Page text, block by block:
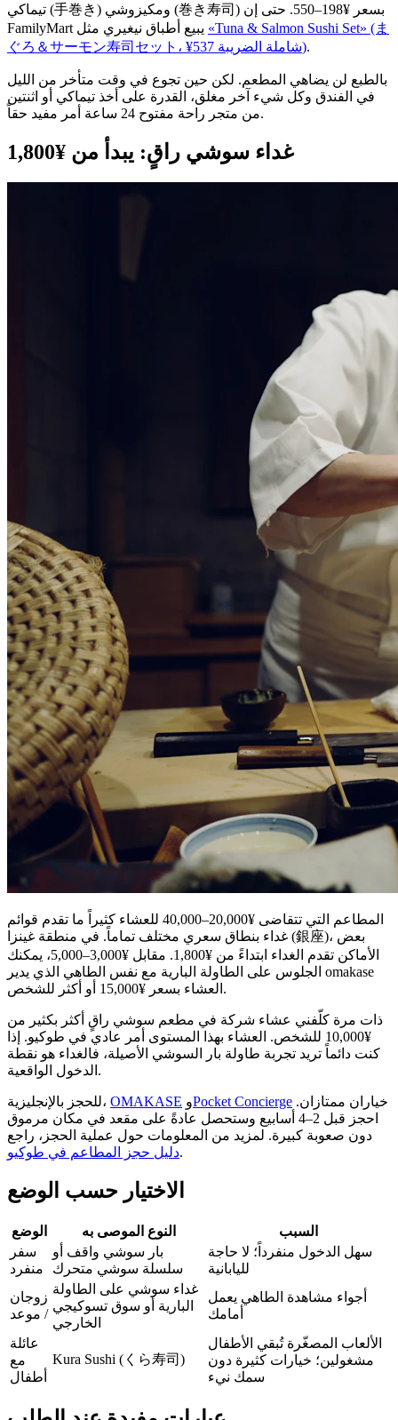
تيماكي (手巻き) ومكيزوشي (巻き寿司) بسعر ¥198–550. حتى إن
«Tuna & Salmon Sushi Set» (ま
ぐろ＆サーモン寿司セット، ¥537 شاملة الضريبة).
بالطبع لن يضاهي المطعم. لكن حين تجوع في وقت متأخر من الليل
في الفندق وكل شيء آخر مغلق، القدرة على أخذ تيماكي أو اثنتين
من متجر راحة مفتوح 24 ساعة أمر مفيد حقاً.
غداء سوشي راقٍ: يبدأ من ¥1,800
المطاعم التي تتقاضى ¥20,000–40,000 للعشاء كثيراً ما تقدم قوائم
غداء بنطاق سعري مختلف تماماً. في منطقة غينزا (銀座)، بعض
الأماكن تقدم الغداء ابتداءً من ¥1,800. مقابل ¥3,000–5,000، يمكنك
الجلوس على الطاولة البارية مع نفس الطاهي الذي يدير omakase
العشاء بسعر ¥15,000 أو أكثر للشخص.
ذات مرة كلّفني عشاء شركة في مطعم سوشي راقٍ أكثر بكثير من
¥10,000 للشخص. العشاء بهذا المستوى أمر عادي في طوكيو. إذا
كنت دائماً تريد تجربة طاولة بار السوشي الأصيلة، فالغداء هو نقطة
الدخول الواقعية.
للحجز بالإنجليزية، OMAKASE وPocket Concierge
احجز قبل 2–4 أسابيع وستحصل عادةً على مقعد في مكان مرموق
دون صعوبة كبيرة. لمزيد من المعلومات حول عملية الحجز، راجع
دليل حجز المطاعم في طوكيو.
الاختيار حسب الوضع
الوضع النوع الموصى به
السبب
سفر
منفرد
بار سوشي واقف أو
سلسلة سوشي متحرك
سهل الدخول منفرداً؛ لا حاجة
لليابانية
زوجان
/ موعد
غداء سوشي على الطاولة
البارية أو سوق تسوكيجي
الخارجي
أجواء مشاهدة الطاهي يعمل
أمامك
عائلة
مع
أطفال
Kura Sushi (くら寿司)
الألعاب المصغّرة تُبقي الأطفال
مشغولين؛ خيارات كثيرة دون
سمك نيء